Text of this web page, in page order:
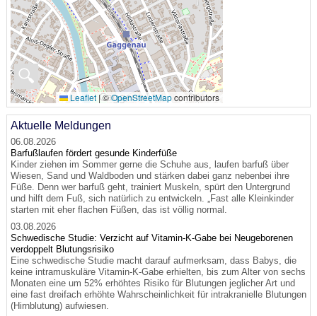
🔍
Leaflet |©OpenStreetMapcontributors
Aktuelle Meldungen
06.08.2026
Barfußlaufen fördert gesunde Kinderfüße
Kinder ziehen im Sommer gerne die Schuhe aus, laufen barfuß über
Wiesen, Sand und Waldboden und stärken dabei ganz nebenbei ihre
Füße. Denn wer barfuß geht, trainiert Muskeln, spürt den Untergrund
und hilft dem Fuß, sich natürlich zu entwickeln. „Fast alle Kleinkinder
starten mit eher flachen Füßen, das ist völlig normal.
03.08.2026
Schwedische Studie: Verzicht auf Vitamin-K-Gabe bei Neugeborenen
verdoppelt Blutungsrisiko
Eine schwedische Studie macht darauf aufmerksam, dass Babys, die
keine intramuskuläre Vitamin-K-Gabe erhielten, bis zum Alter von sechs
Monaten eine um 52% erhöhtes Risiko für Blutungen jeglicher Art und
eine fast dreifach erhöhte Wahrscheinlichkeit für intrakranielle Blutungen
(Hirnblutung) aufwiesen.